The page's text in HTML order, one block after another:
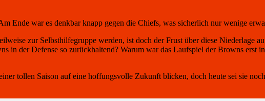
Ende war es denkbar knapp gegen die Chiefs, was sicherlich nur wenige
zur Selbsthilfegruppe werden, ist doch der Frust über diese Niederlage
in der Defense so zurückhaltend? Warum war das Laufspiel der Browns erst
tollen Saison auf eine hoffungsvolle Zukunft blicken, doch heute sei sie